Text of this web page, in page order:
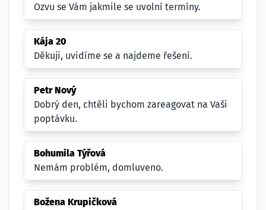
Ozvu se Vám jakmile se uvolní termíny.
Kája 20
Děkuji, uvidíme se a najdeme řešení.
Petr Nový
Dobrý den, chtěli bychom zareagovat na Vaši
poptávku.
Bohumila Týřová
Nemám problém, domluveno.
Božena Krupičková